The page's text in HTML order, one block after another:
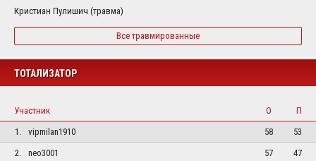
Кристиан Пулишич (травма)
Все травмированные
ТОТАЛИЗАТОР
Участник О
П
1.
vipmilan1910 58
53
2.
neo3001 57
47